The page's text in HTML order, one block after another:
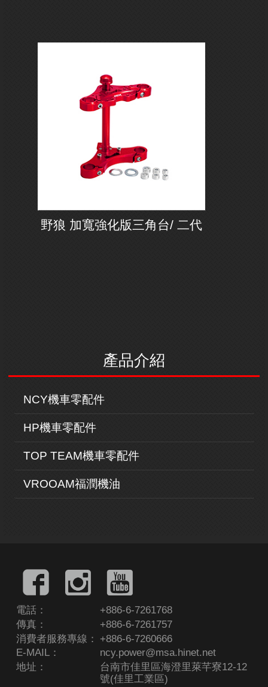
產品介紹
NCY機車零配件
HP機車零配件
TOP TEAM機車零配件
VROOAM福潤機油
野狼 加寬強化版三角台/ 二代
電話：
+886-6-7261768
傳真：
+886-6-7261757
消費者服務專線：
+886-6-7260666
E-MAIL：
ncy.power@msa.hinet.net
地址：
台南市佳里區海澄里萊芊寮12-12
號(佳里工業區)